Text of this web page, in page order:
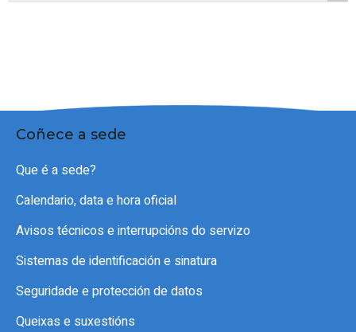
Coñece a sede
Que é a sede?
Calendario, data e hora oficial
Avisos técnicos e interrupcións do servizo
Sistemas de identificación e sinatura
Seguridade e protección de datos
Queixas e suxestións